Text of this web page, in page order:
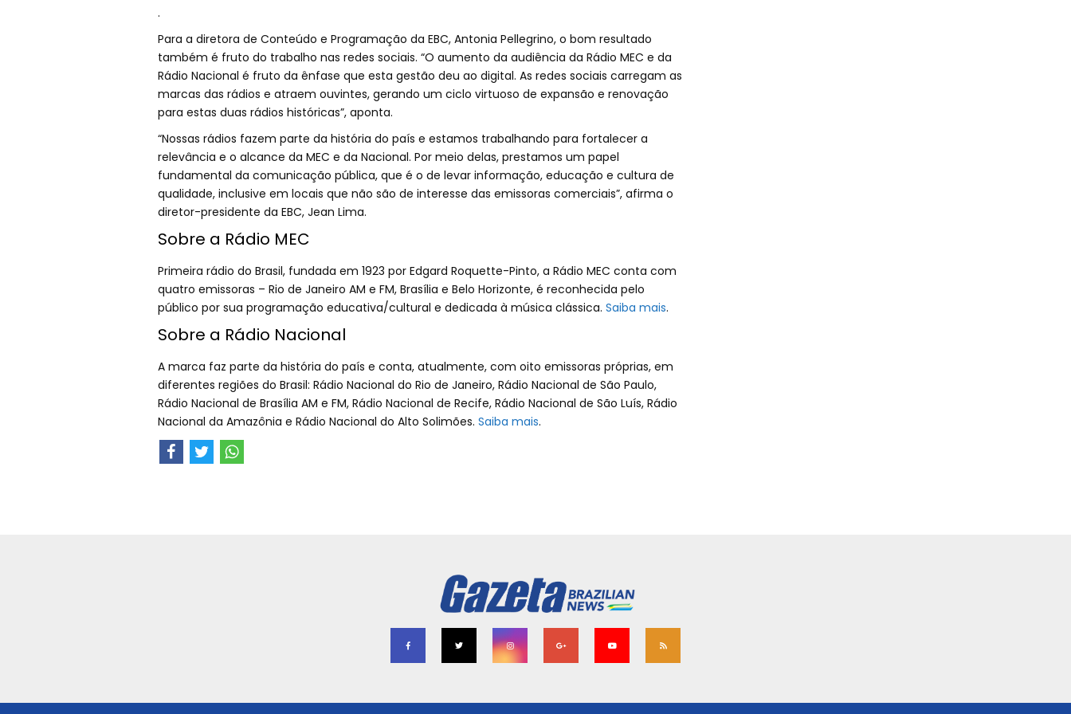
.
Para a diretora de Conteúdo e Programação da EBC, Antonia Pellegrino, o bom resultado
também é fruto do trabalho nas redes sociais. “O aumento da audiência da Rádio MEC e da
Rádio Nacional é fruto da ênfase que esta gestão deu ao digital. As redes sociais carregam as
marcas das rádios e atraem ouvintes, gerando um ciclo virtuoso de expansão e renovação
para estas duas rádios históricas”, aponta.
“Nossas rádios fazem parte da história do país e estamos trabalhando para fortalecer a
relevância e o alcance da MEC e da Nacional. Por meio delas, prestamos um papel
fundamental da comunicação pública, que é o de levar informação, educação e cultura de
qualidade, inclusive em locais que não são de interesse das emissoras comerciais”, afirma o
diretor-presidente da EBC, Jean Lima.
Sobre a Rádio MEC
Primeira rádio do Brasil, fundada em 1923 por Edgard Roquette-Pinto, a Rádio MEC conta com
quatro emissoras – Rio de Janeiro AM e FM, Brasília e Belo Horizonte, é reconhecida pelo
público por sua programação educativa/cultural e dedicada à música clássica. Saiba mais.
Sobre a Rádio Nacional
A marca faz parte da história do país e conta, atualmente, com oito emissoras próprias, em
diferentes regiões do Brasil: Rádio Nacional do Rio de Janeiro, Rádio Nacional de São Paulo,
Rádio Nacional de Brasília AM e FM, Rádio Nacional de Recife, Rádio Nacional de São Luís, Rádio
Nacional da Amazônia e Rádio Nacional do Alto Solimões. Saiba mais.